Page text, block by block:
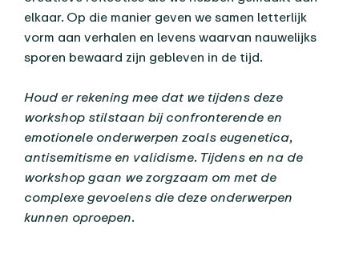
elkaar. Op die manier geven we samen letterlijk
vorm aan verhalen en levens waarvan nauwelijks
sporen bewaard zijn gebleven in de tijd.
Houd er rekening mee dat we tijdens deze
workshop stilstaan bij confronterende en
emotionele onderwerpen zoals eugenetica,
antisemitisme en validisme. Tijdens en na de
workshop gaan we zorgzaam om met de
complexe gevoelens die deze onderwerpen
kunnen oproepen.